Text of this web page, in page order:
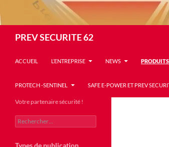
PREV SECURITE 62
ACCUEIL L’ENTREPRISE NEWS PRODUITS
PROTECH -SENTINEL SAFE E-POWER ET PREV
Votre partenaire sécurité !
Rechercher :
Types de publication